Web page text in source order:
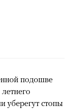
подошве
уберегут стопы